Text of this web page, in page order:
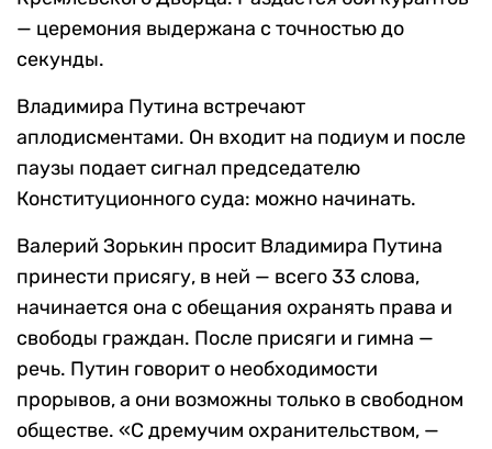
— церемония выдержана с точностью до
секунды.
Владимира Путина встречают
аплодисментами. Он входит на подиум и после
паузы подает сигнал председателю
Конституционного суда: можно начинать.
Валерий Зорькин просит Владимира Путина
принести присягу, в ней — всего 33 слова,
начинается она с обещания охранять права и
свободы граждан. После присяги и гимна —
речь. Путин говорит о необходимости
прорывов, а они возможны только в свободном
обществе. «С дремучим охранительством, —